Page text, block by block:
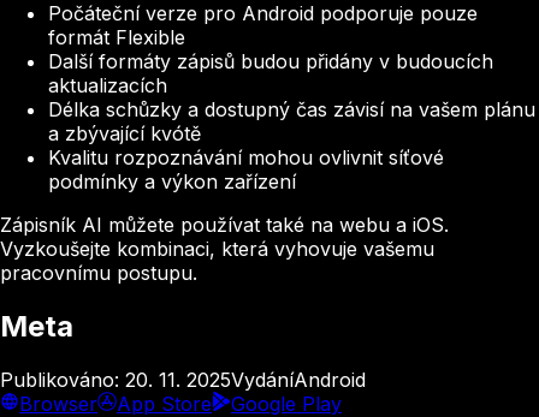
Počáteční verze pro Android podporuje pouze
formát Flexible
Další formáty zápisů budou přidány v budoucích
aktualizacích
Délka schůzky a dostupný čas závisí na vašem plánu
a zbývající kvótě
Kvalitu rozpoznávání mohou ovlivnit síťové
podmínky a výkon zařízení
Zápisník AI můžete používat také na webu a iOS.
Vyzkoušejte kombinaci, která vyhovuje vašemu
pracovnímu postupu.
Meta
Publikováno: 20. 11. 2025VydáníAndroid
Browser
App Store Google Play